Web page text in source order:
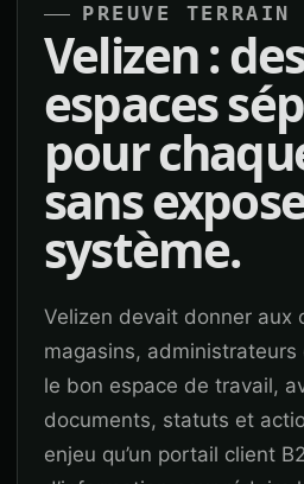
PREUVE TERRAIN
Velizen :
espaces
pour
sans
système.
Velizen devait donner aux
magasins, administrateurs
le bon espace de travail,
documents, statuts et
enjeu qu’un portail client